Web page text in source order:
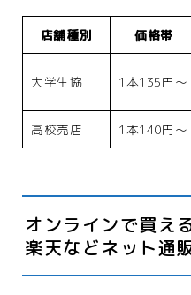
店舗種別 価格帯
大学生協 1本135円〜
高校売店 1本140円〜
オンラインで買え
楽天などネット通